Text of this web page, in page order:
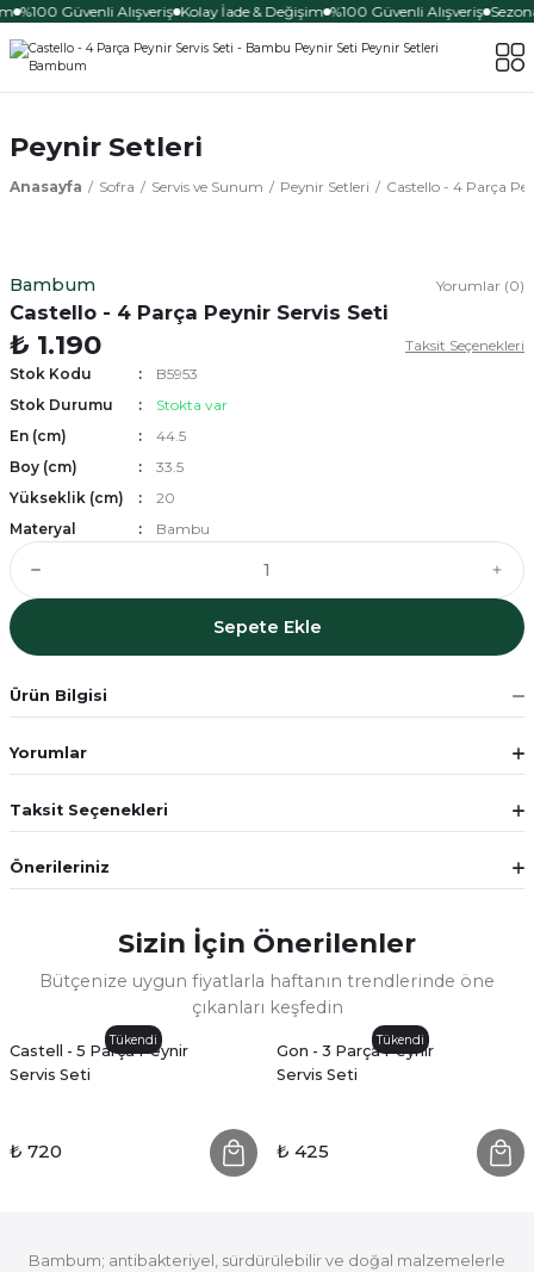
%100 Güvenli Alışveriş Kolay İade & Değişim %100 Güvenli Alışveriş
Peynir Setleri
Anasayfa Sofra Servis ve Sunum Peynir Setleri Castello - 4 Parça
Bambum Yorumlar (0)
Castello - 4 Parça Peynir Servis Seti
₺ 1.190
Taksit Seçenekleri
Stok Kodu
B5953
Stok Durumu
Stokta var
En (cm)
44.5
Boy (cm)
33.5
Yükseklik (cm)
20
Materyal
Bambu
Sepete Ekle
Ürün Bilgisi
Yorumlar
Taksit Seçenekleri
Önerileriniz
Sizin İçin Önerilenler
Bütçenize uygun fiyatlarla haftanın trendlerinde öne
çıkanları keşfedin
Tükendi
Castell - 5 Parça Peynir
Servis Seti
₺ 720
Tükendi
Gon - 3 Parça Peynir
Servis Seti
₺ 425
Bambum; antibakteriyel, sürdürülebilir ve doğal malzemelerle